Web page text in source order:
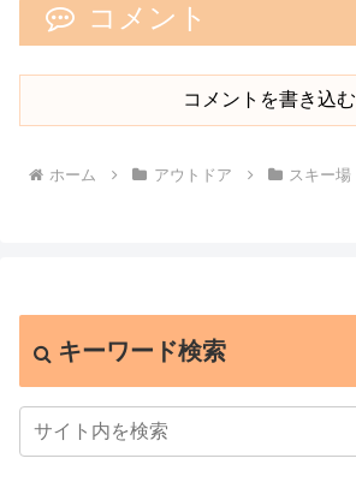
コメント
コメントを書き込む
ホーム アウトドア スキー場
キーワード検索